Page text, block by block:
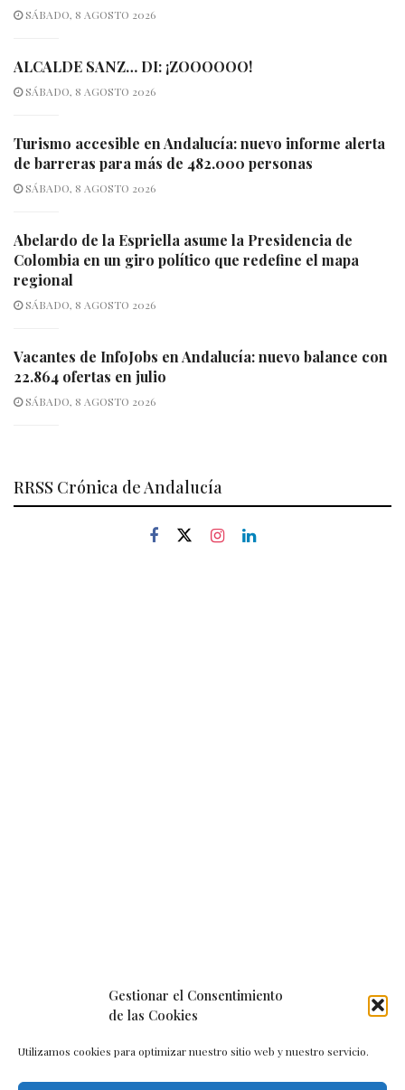
Gestionar el Consentimiento
de las Cookies
Utilizamos cookies para optimizar nuestro sitio web y nuestro servicio.
SÁBADO, 8 AGOSTO 2026
ALCALDE SANZ… DI: ¡ZOOOOOO!
SÁBADO, 8 AGOSTO 2026
Turismo accesible en Andalucía: nuevo informe alerta
de barreras para más de 482.000 personas
SÁBADO, 8 AGOSTO 2026
Abelardo de la Espriella asume la Presidencia de
Colombia en un giro político que redefine el mapa
regional
SÁBADO, 8 AGOSTO 2026
Vacantes de InfoJobs en Andalucía: nuevo balance con
22.864 ofertas en julio
SÁBADO, 8 AGOSTO 2026
RRSS Crónica de Andalucía